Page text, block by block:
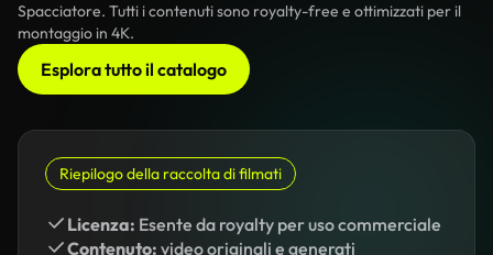
Spacciatore. Tutti i contenuti sono royalty-free e ottimizzati per il
montaggio in 4K.
Esplora tutto il catalogo
Riepilogo della raccolta di filmati
Licenza: Esente da royalty per uso commerciale
Contenuto: video originali e generati